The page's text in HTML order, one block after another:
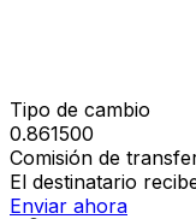
Tipo de cambio
0.861500
Comisión de
El destinatario
Enviar ahora